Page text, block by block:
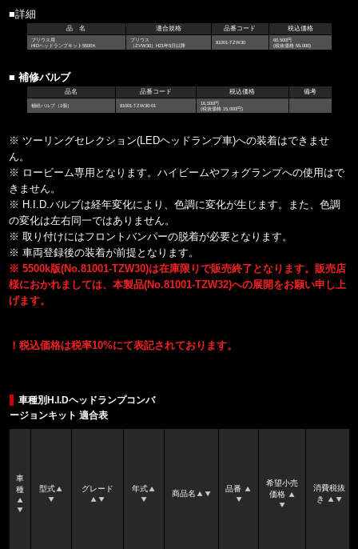
■詳細
品 名 適合規格 品番コード 税込価格
プリウス用
HIDヘッドランプキット5500Ｋ
プリウス
（ZVW30）H21年5月以降
81001-TZW30
60,500円
(税抜価格 55,000)
■ 補修バルブ
品名 品番コード 税込価格 備考
補給バルブ（1個） 81001-TZW30-01
16,500円
(税抜価格 15,000円)
※ ツーリングセレクション(LEDヘッドランプ車)への装着はできませ
ん。
※ ロービーム専用となります。ハイビームやフォグランプへの使用はで
きません。
※ H.I.D.バルブは経年変化により、色調に変化が生じます。また、色調
の変化は左右同一ではありません。
※ 取り付けにはフロントバンパーの脱着が必要となります。
※ 車両登録後の装着が前提となります。
※ 5500k版(No.81001-TZW30)は在庫限りで販売終了となります。販売店
様におかれましては、本製品(No.81001-TZW32)への展開をお願い申し上
げます。
！税込価格は税率10%にて表記されております。
車種別H.I.Dヘッドランプコンバ
ージョンキット 適合表
車
種
型式 グレード 年式
商品名
品番
希望小売
価格
消費税抜
き